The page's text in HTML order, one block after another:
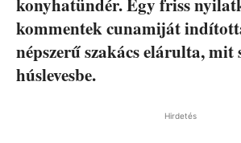
kommentek cunamiját
népszerű szakács elárulta, mit
húslevesbe.
Hirdetés